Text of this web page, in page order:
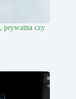
prywatna czy